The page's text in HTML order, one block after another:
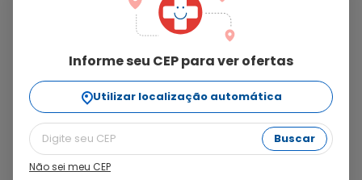
Informe seu CEP para ver ofertas
Utilizar localização automática
Buscar
Não sei meu CEP
Ordenar Por
relevância
21%